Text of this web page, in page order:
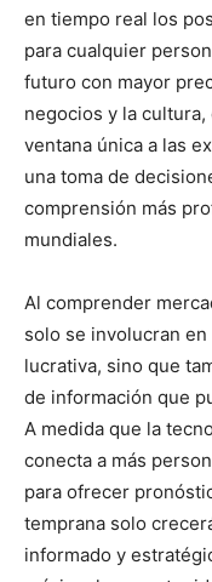
en tiempo real los
para cualquier
futuro con mayor
negocios y la
ventana única a las
una toma de
comprensión más
mundiales.
Al comprender
solo se involucran
lucrativa, sino que
de información que
A medida que la
conecta a más
para ofrecer
temprana solo
informado y